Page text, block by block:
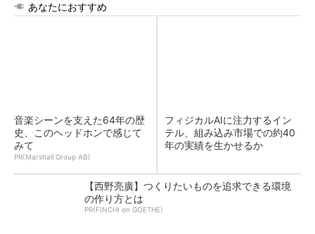
あなたにおすすめ
音楽シーンを支えた64年の歴
史、このヘッドホンで感じて
みて
PR(Marshall Group AB)
フィジカルAIに注力するイン
テル、組み込み市場での約40
年の実績を生かせるか
【西野亮廣】つくりたいものを追求できる環境
の作り方とは
PR(FINCHI on GOETHE)